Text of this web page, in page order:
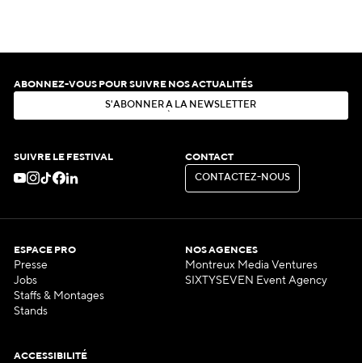
ABONNEZ-VOUS POUR SUIVRE NOS ACTUALITÉS
S'ABON N ER À LA N EWSLE ER
SUIVRE LE FESTIVAL CONTACT
CON ACT EZ-N OUS
CONTACTEZ-NOUS
ESPACE PRO
Presse
Jobs
Staffs & Montages
Stands
NOS AGENCES
Montreux Media Ventures
SIXTYSEVEN Event Agency
ACCESSIBILITÉ